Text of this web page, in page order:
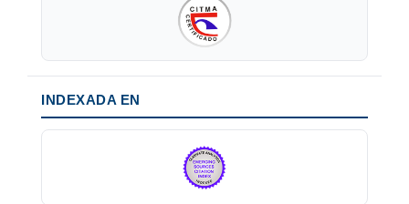
INDEXADA EN